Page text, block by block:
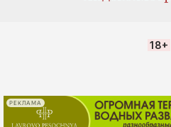
18+
РЕКЛАМА